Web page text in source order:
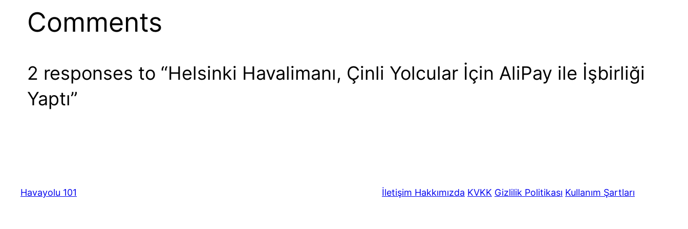
Comments
2 responses to “Helsinki Havalimanı, Çinli Yolcular İçin AliPay ile İşbirliği
Yaptı”
Havayolu 101 İletişim Hakkımızda KVKK Gizlilik Politikası Kullanım Şartları